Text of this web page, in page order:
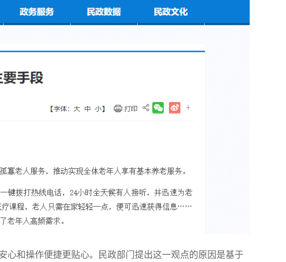
心和操作便捷更贴心。民政部门提出这一观点的原因是基于